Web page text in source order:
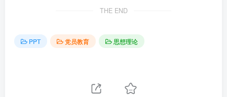
THE END
PPT 党员教育 思想理论